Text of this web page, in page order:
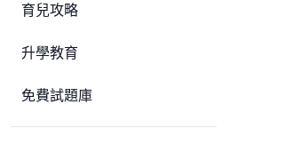
育兒攻略
升學教育
免費試題庫